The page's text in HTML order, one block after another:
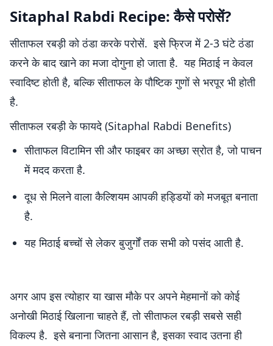
Sitaphal Rabdi Recipe: कैसे परोसें?
सीताफल रबड़ी को ठंडा करके परोसें. इसे फ्रिज में 2-3 घंटे ठंडा
करने के बाद खाने का मजा दोगुना हो जाता है. यह मिठाई न केवल
स्वादिष्ट होती है, बल्कि सीताफल के पौष्टिक गुणों से भरपूर भी होती
है.
सीताफल रबड़ी के फायदे (Sitaphal Rabdi Benefits)
सीताफल विटामिन सी और फाइबर का अच्छा स्रोत है, जो पाचन
में मदद करता है.
दूध से मिलने वाला कैल्शियम आपकी हड्डियों को मजबूत बनाता
है.
यह मिठाई बच्चों से लेकर बुजुर्गों तक सभी को पसंद आती है.
अगर आप इस त्योहार या खास मौके पर अपने मेहमानों को कोई
अनोखी मिठाई खिलाना चाहते हैं, तो सीताफल रबड़ी सबसे सही
विकल्प है. इसे बनाना जितना आसान है, इसका स्वाद उतना ही